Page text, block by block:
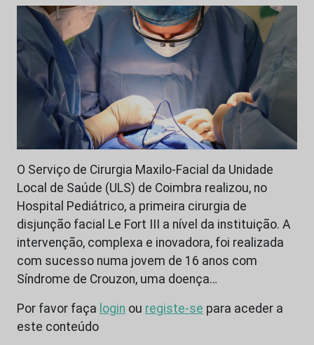
O Serviço de Cirurgia Maxilo-Facial da Unidade
Local de Saúde (ULS) de Coimbra realizou, no
Hospital Pediátrico, a primeira cirurgia de
disjunção facial Le Fort III a nível da instituição. A
intervenção, complexa e inovadora, foi realizada
com sucesso numa jovem de 16 anos com
Síndrome de Crouzon, uma doença…
Por favor faça login ou registe-se para aceder a
este conteúdo